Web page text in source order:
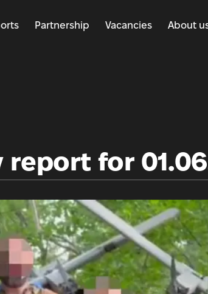
Partnership Vacancies About
report for